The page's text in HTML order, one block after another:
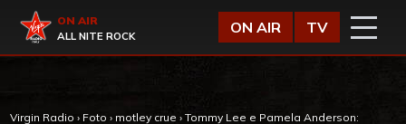
Virgin Radio
ON AIR
ALL NITE ROCK
ON AIR TV
Virgin Radio › Foto › motley crue › Tommy Lee e Pamela Anderson: